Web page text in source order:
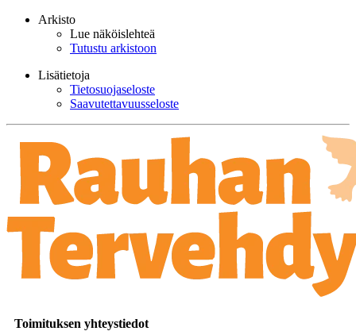
Arkisto
Lue näköislehteä
Tutustu arkistoon
Lisätietoja
Tietosuojaseloste
Saavutettavuusseloste
Toimituksen yhteystiedot